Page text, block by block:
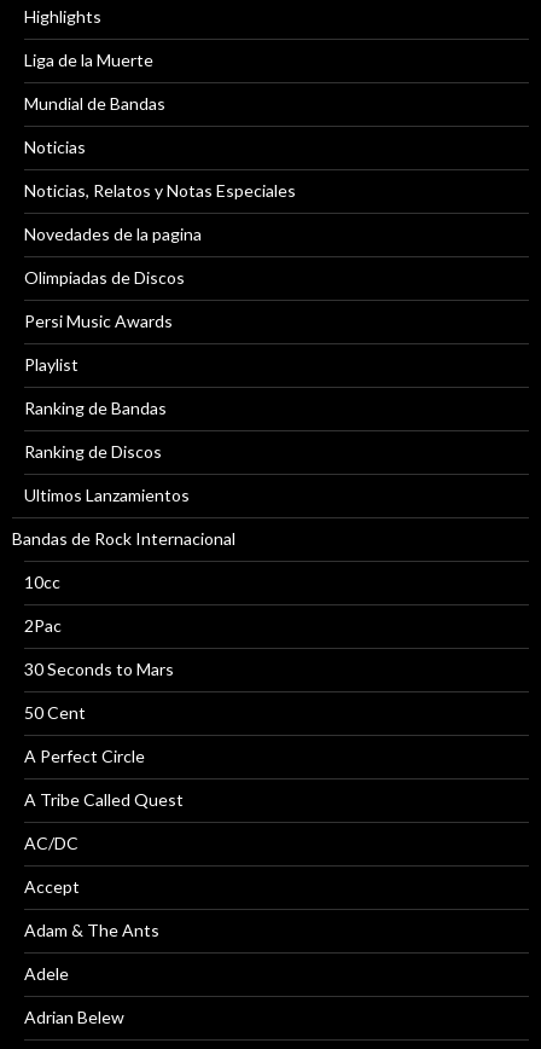
Highlights
Liga de la Muerte
Mundial de Bandas
Noticias
Noticias, Relatos y Notas Especiales
Novedades de la pagina
Olimpiadas de Discos
Persi Music Awards
Playlist
Ranking de Bandas
Ranking de Discos
Ultimos Lanzamientos
Bandas de Rock Internacional
10cc
2Pac
30 Seconds to Mars
50 Cent
A Perfect Circle
A Tribe Called Quest
AC/DC
Accept
Adam & The Ants
Adele
Adrian Belew